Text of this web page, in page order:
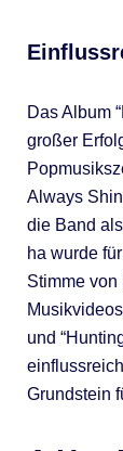
Das Album
großer
Always
die Band
ha wurde
Stimme von
und
Grundstein